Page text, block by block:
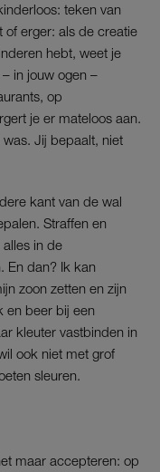
teken van
of erger: als de creatie
hebt, weet je
in jouw ogen –
op
je er mateloos aan.
Jij bepaalt, niet
kant van de wal
Straffen en
alles in de
En dan? Ik kan
zoon zetten en zijn
en beer bij een
kleuter vastbinden in
ook niet met grof
sleuren.
maar accepteren: op